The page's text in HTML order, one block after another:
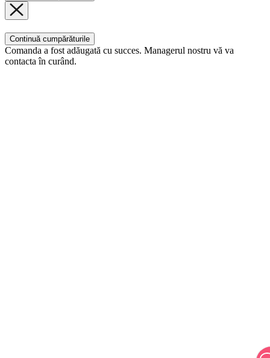
Continuă cumpărăturile
Comanda a fost adăugată cu succes. Managerul nostru vă va
contacta în curând.